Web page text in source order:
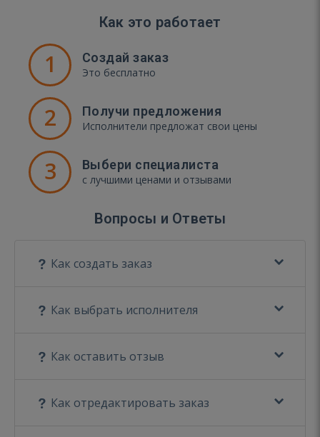
Как это работает
1 Создай заказ
Это бесплатно
2 Получи предложения
Исполнители предложат свои цены
3 Выбери специалиста
с лучшими ценами и отзывами
Вопросы и Ответы
Как создать заказ
Как выбрать исполнителя
Как оставить отзыв
Как отредактировать заказ